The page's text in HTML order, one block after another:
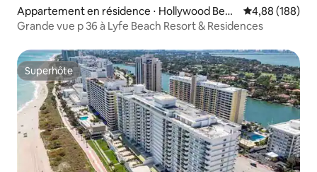
Appartement en résidence ⋅ Hollywood Beac
h
Évaluation
4,88 (188)
Grande vue p 36 à Lyfe Beach Resort & Residences
Superhôte
Superhôte